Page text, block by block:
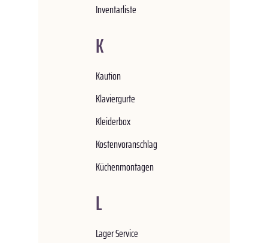
Inventarliste
K
Kaution
Klaviergurte
Kleiderbox
Kostenvoranschlag
Küchenmontagen
L
Lager Service